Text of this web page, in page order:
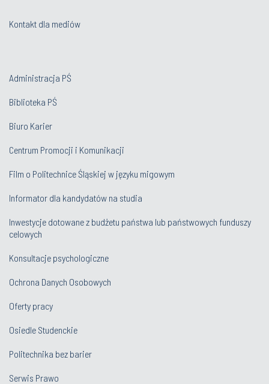
Kontakt dla mediów
Administracja PŚ
Biblioteka PŚ
Biuro Karier
Centrum Promocji i Komunikacji
Film o Politechnice Śląskiej w języku migowym
Informator dla kandydatów na studia
Inwestycje dotowane z budżetu państwa lub państwowych funduszy
celowych
Konsultacje psychologiczne
Ochrona Danych Osobowych
Oferty pracy
Osiedle Studenckie
Politechnika bez barier
Serwis Prawo